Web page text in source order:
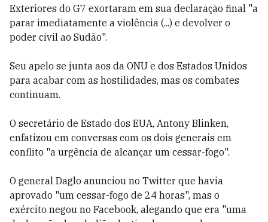
Exteriores do G7 exortaram em sua declaração final "a
parar imediatamente a violência (...) e devolver o
poder civil ao Sudão".
Seu apelo se junta aos da ONU e dos Estados Unidos
para acabar com as hostilidades, mas os combates
continuam.
O secretário de Estado dos EUA, Antony Blinken,
enfatizou em conversas com os dois generais em
conflito "a urgência de alcançar um cessar-fogo".
O general Daglo anunciou no Twitter que havia
aprovado "um cessar-fogo de 24 horas", mas o
exército negou no Facebook, alegando que era "uma